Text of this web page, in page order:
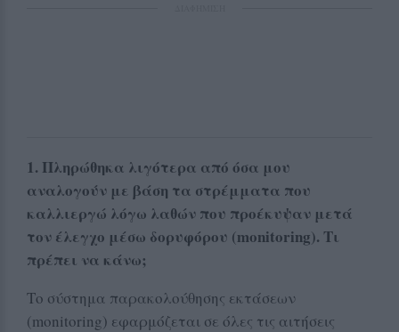
1. Πληρώθηκα λιγότερα από όσα μου
αναλογούν με βάση τα στρέμματα που
καλλιεργώ λόγω λαθών που προέκυψαν μετά
τον έλεγχο μέσω δορυφόρου (monitoring). Τι
πρέπει να κάνω;
Το σύστημα παρακολούθησης εκτάσεων
(monitoring) εφαρμόζεται σε όλες τις αιτήσεις